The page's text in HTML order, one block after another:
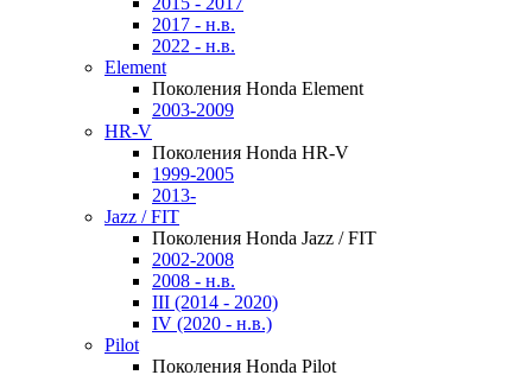
2017 - н.в.
2022 - н.в.
Element
Поколения Honda Element
2003-2009
HR-V
Поколения Honda HR-V
1999-2005
2013-
Jazz / FIT
Поколения Honda Jazz / FIT
2002-2008
2008 - н.в.
III (2014 - 2020)
IV (2020 - н.в.)
Pilot
Поколения Honda Pilot